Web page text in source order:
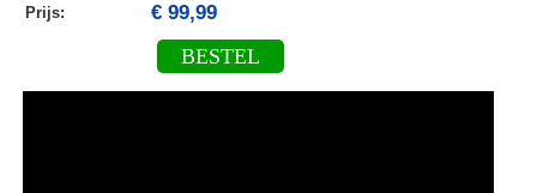
Prijs: € 99,99
BESTEL